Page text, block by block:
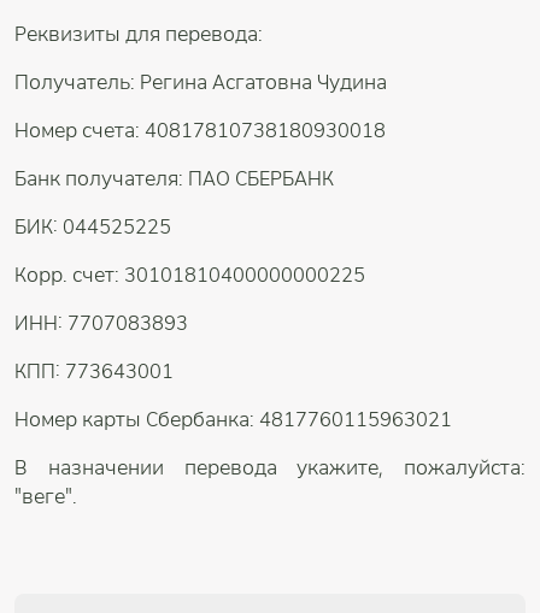
Реквизиты для перевода:
Получатель: Регина Асгатовна Чудина
Номер счета: 40817810738180930018
Банк получателя: ПАО СБЕРБАНК
БИК: 044525225
Корр. счет: 30101810400000000225
ИНН: 7707083893
КПП: 773643001
Номер карты Сбербанка: 4817760115963021
В назначении перевода укажите, пожалуйста:
"веге".